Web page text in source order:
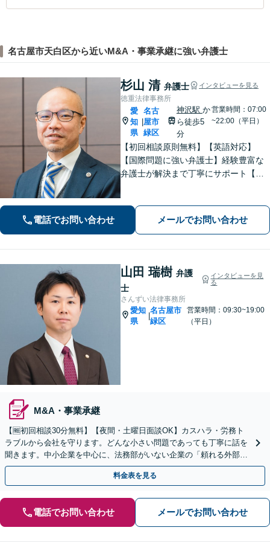
名古屋市天白区から近いM&A・事業承継に強い弁護士
杉山 清 弁護士 インタビューを見る
徳重法律事務所
愛
知
県
名古
屋市
緑区
神沢駅 か
ら徒歩5
分
営業時間：07:00
~22:00（平日）
【初回相談原則無料】【英語対応】
【国際問題に強い弁護士】経験豊富な
弁護士が解決まで丁寧にサポート【離
事件】早期釈放に向けて迅速に対処
【夜間・休日面談】【徳重駅／神沢駅5
電話でお問い合わせ メールでお問い合わせ
山田 瑞樹 弁護
士
インタビューを見
る
さんずい法律事務所
愛知
県
名古屋市
緑区
営業時間：09:30~19:00
（平日）
M&A・事業承継
【🆓初回相談30分無料】【夜間・土曜日面談OK】カスハラ・労務ト
ラブルから会社を守ります。どんな小さい問題であっても丁寧に話を
聞きます。中小企業を中心に、法務部がいない企業の「頼れる外部パ
ートナー」になります【駐車場完備】
料金表を見る
電話でお問い合わせ メールでお問い合わせ